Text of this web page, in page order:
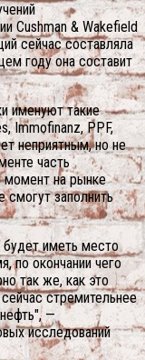
Cushman & Wakefield
сейчас составляла
году она составит
именуют такие
Immofinanz, PPF,
неприятным, но не
часть
момент на рынке
смогут заполнить
будет иметь место
по окончании чего
так же, как это
стремительнее
—
исследований